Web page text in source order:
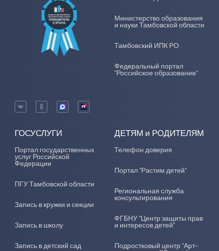
Министерство образования
и науки Тамбовской области
Тамбовский ИПК РО
Федеральный портал
"Российское образование"
ГОСУСЛУГИ
Портал государственных
услуг Российской
Федерации
ПГУ Тамбовской области
Запись в кружки и секции
Запись в школу
Запись в детский сад
ДЕТЯМ и РОДИТЕЛЯМ
Телефон доверия
Портал "Растим детей"
Региональная служба
консультирования
ФГБНУ "Центр защиты прав
и интересов детей"
Подростковый центр "Арт-